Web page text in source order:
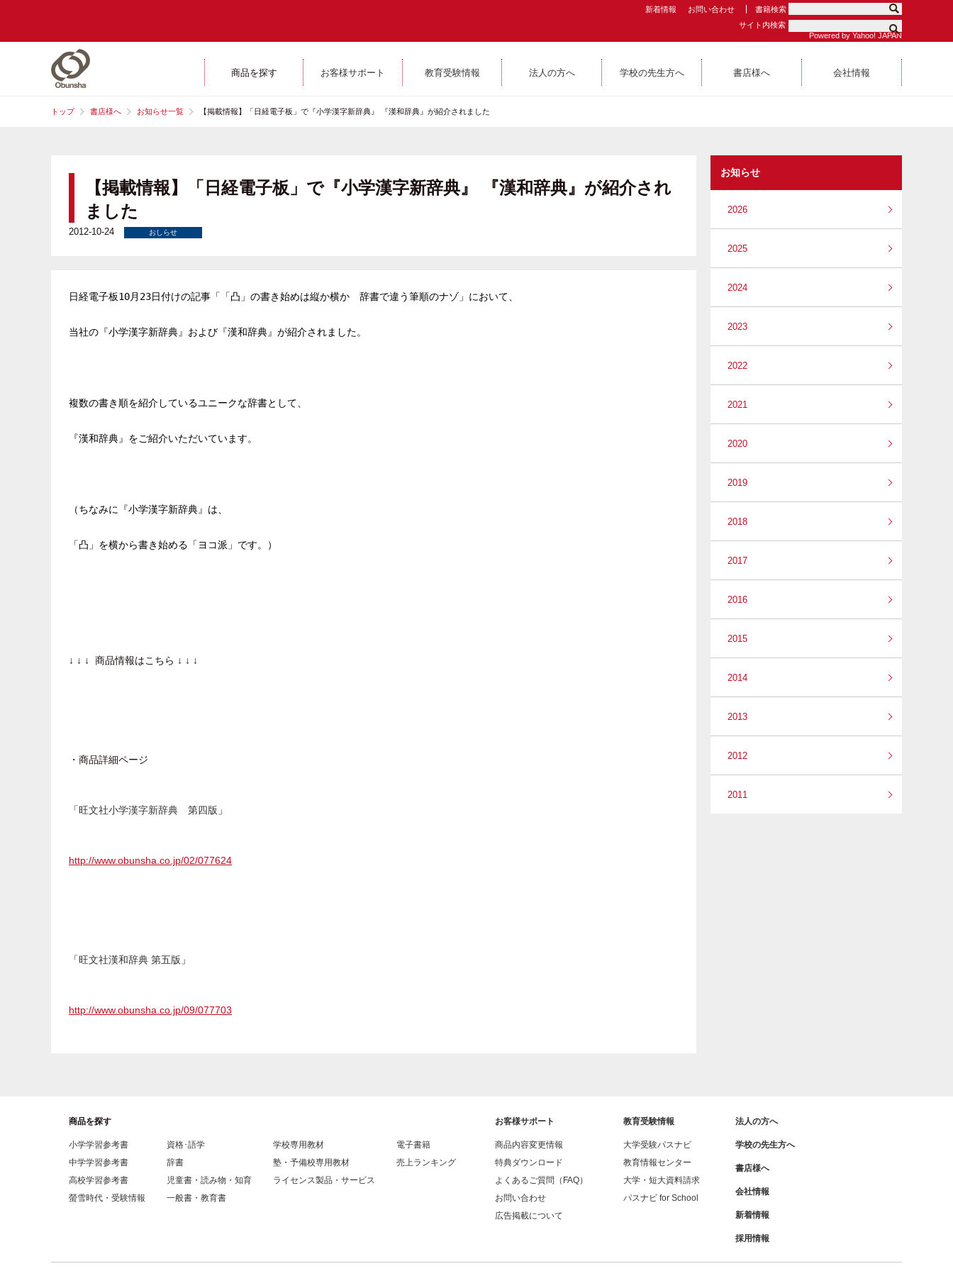
新着情報 お問い合わせ
書籍検索
サイト内検索
Powered by Yahoo! JAPAN
商品を探す お客様サポート 教育受験情報 法人の方へ 学校の先生方へ 書店様へ 会社情報
トップ 書店様へ お知らせ一覧 【掲載情報】「日経電子板」で『小学漢字新辞典』 『漢和辞典』が紹介されました
【掲載情報】「日経電子板」で『小学漢字新辞典』 『漢和辞典』が紹介され
ました
2012-10-24 おしらせ
日経電子板10月23日付けの記事「「凸」の書き始めは縦か横か 辞書で違う筆順のナゾ」において、
当社の『小学漢字新辞典』および『漢和辞典』が紹介されました。
複数の書き順を紹介しているユニークな辞書として、
『漢和辞典』をご紹介いただいています。
（ちなみに『小学漢字新辞典』は、
「凸」を横から書き始める「ヨコ派」です。）
↓ ↓ ↓ 商品情報はこちら ↓ ↓ ↓
・商品詳細ページ
「 旺文社小学漢字新辞典 第四版 」
http://www.obunsha.co.jp/02/077624
「 旺文社漢和辞典 第五版 」
http://www.obunsha.co.jp/09/077703
お知らせ
2026
2025
2024
2023
2022
2021
2020
2019
2018
2017
2016
2015
2014
2013
2012
2011
商品を探す
小学学習参考書
中学学習参考書
高校学習参考書
螢雪時代・受験情報
資格･語学
辞書
児童書・読み物・知育
一般書・教育書
学校専用教材
塾・予備校専用教材
ライセンス製品・サービス
電子書籍
売上ランキング
お客様サポート
商品内容変更情報
特典ダウンロード
よくあるご質問（FAQ）
お問い合わせ
広告掲載について
教育受験情報
大学受験パスナビ
教育情報センター
大学・短大資料請求
パスナビ for School
法人の方へ
学校の先生方へ
書店様へ
会社情報
新着情報
採用情報